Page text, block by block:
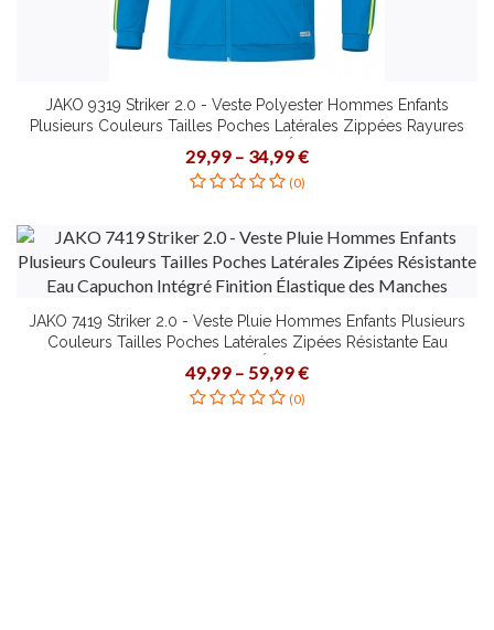
JAKO 9319 Striker 2.0 - Veste Polyester Hommes Enfants
Plusieurs Couleurs Tailles Poches Latérales Zippées Rayures
Contrastantes aux Manches Épaules et Ourlet
29,99 – 34,99 €
(0)
JAKO 7419 Striker 2.0 - Veste Pluie Hommes Enfants Plusieurs
Couleurs Tailles Poches Latérales Zipées Résistante Eau
Capuchon Intégré Finition Élastique des Manches
49,99 – 59,99 €
(0)